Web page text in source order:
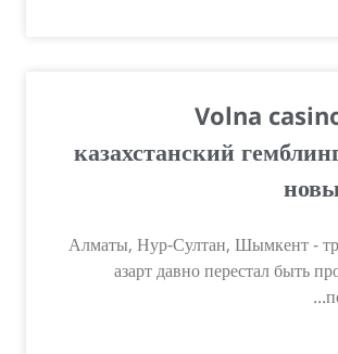
Volna
казахстанский
Алматы, Нур-Султан, Шымкент -
азарт давно перестал быть